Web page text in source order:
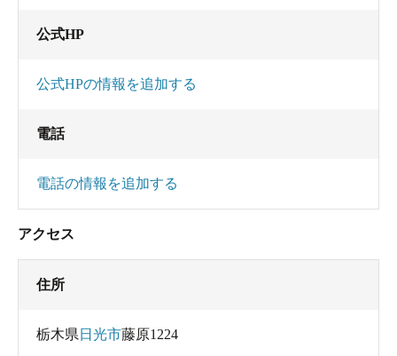
公式HP
公式HPの情報を追加する
電話
電話の情報を追加する
アクセス
住所
栃木県 日光市藤原1224